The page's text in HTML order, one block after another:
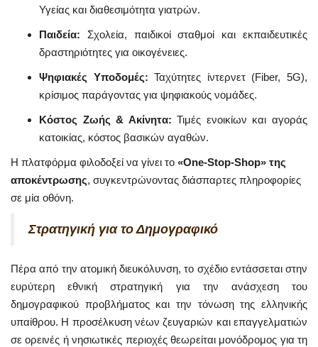
Υγείας και διαθεσιμότητα γιατρών.
Παιδεία: Σχολεία, παιδικοί σταθμοί και εκπαιδευτικές
δραστηριότητες για οικογένειες.
Ψηφιακές Υποδομές: Ταχύτητες ίντερνετ (Fiber, 5G),
κρίσιμος παράγοντας για ψηφιακούς νομάδες.
Κόστος Ζωής & Ακίνητα: Τιμές ενοικίων και αγοράς
κατοικίας, κόστος βασικών αγαθών.
Η πλατφόρμα φιλοδοξεί να γίνει το «One-Stop-Shop» της
αποκέντρωσης, συγκεντρώνοντας διάσπαρτες πληροφορίες
σε μία οθόνη.
Στρατηγική για το Δημογραφικό
Πέρα από την ατομική διευκόλυνση, το σχέδιο εντάσσεται στην
ευρύτερη εθνική στρατηγική για την ανάσχεση του
δημογραφικού προβλήματος και την τόνωση της ελληνικής
υπαίθρου. Η προσέλκυση νέων ζευγαριών και επαγγελματιών
σε ορεινές ή νησιωτικές περιοχές θεωρείται μονόδρομος για τη